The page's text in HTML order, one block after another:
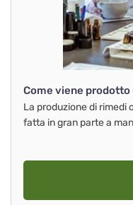
Come viene
La produzione di rimedi
fatta in gran parte a